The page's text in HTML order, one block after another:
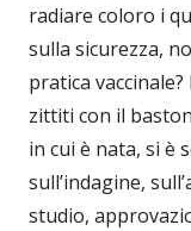
radiare coloro i
sulla sicurezza,
pratica
zittiti con il
in cui è nata, si è
sull’indagine,
studio,